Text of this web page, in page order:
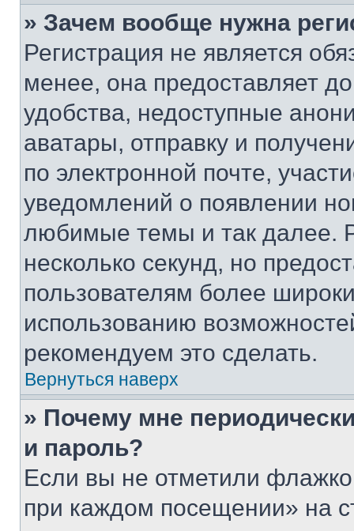
» Зачем вообще нужна
Регистрация не является
менее, она предоставляет
удобства, недоступные
аватары, отправку и
по электронной почте,
уведомлений о появлении
любимые темы и так далее.
несколько секунд, но
пользователям более
использованию
рекомендуем это сделать.
Вернуться наверх
» Почему мне
и пароль?
Если вы не отметили
при каждом посещении» на